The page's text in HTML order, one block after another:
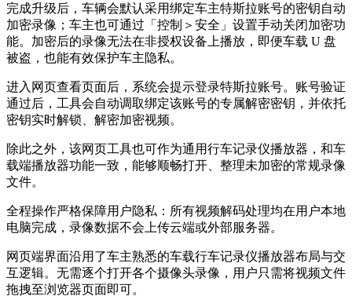
完成升级后，车辆会默认采用绑定车主特斯拉账号的密钥自动
加密录像；车主也可通过「控制＞安全」设置手动关闭加密功
能。加密后的录像无法在非授权设备上播放，即便车载 U 盘
被盗，也能有效保护车主隐私。
进入网页查看页面后，系统会提示登录特斯拉账号。账号验证
通过后，工具会自动调取绑定该账号的专属解密密钥，并依托
密钥实时解锁、解密加密视频。
除此之外，该网页工具也可作为通用行车记录仪播放器，和车
载端播放器功能一致，能够顺畅打开、整理未加密的常规录像
文件。
全程操作严格保障用户隐私：所有视频解码处理均在用户本地
电脑完成，录像数据不会上传云端或外部服务器。
网页端界面沿用了车主熟悉的车载行车记录仪播放器布局与交
互逻辑。无需逐个打开各个摄像头录像，用户只需将视频文件
拖拽至浏览器页面即可。